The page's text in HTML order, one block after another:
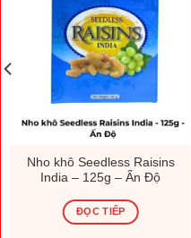
Nho khô Seedless Raisins
India – 125g – Ấn Độ
ĐỌC TIẾP